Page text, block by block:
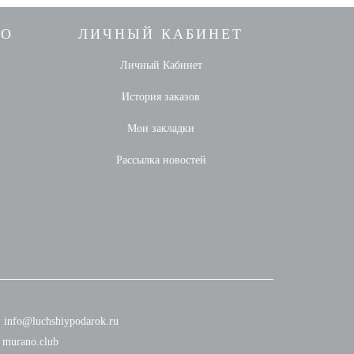
ЛИЧНЫЙ КАБИНЕТ
Личный Кабинет
История заказов
Мои закладки
Рассылка новостей
info@luchshiypodarok.ru
murano.club